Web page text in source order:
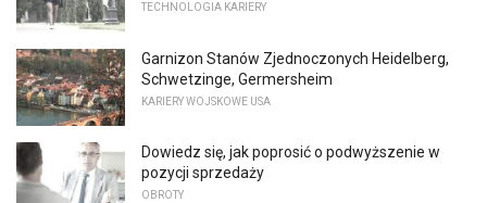
TECHNOLOGIA KARIERY
Garnizon Stanów Zjednoczonych Heidelberg,
Schwetzinge, Germersheim
KARIERY WOJSKOWE USA
Dowiedz się, jak poprosić o podwyższenie w
pozycji sprzedaży
OBROTY